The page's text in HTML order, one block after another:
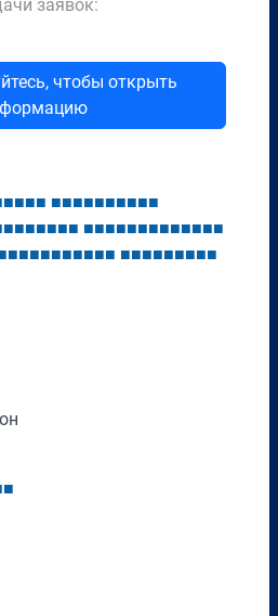
заявок:
чтобы открыть
■■■■ ■■■■■■■■■■
■■■■■■■ ■■■■■■■■■■■■■
■■■■■■■■■■ ■■■■■■■■■
■